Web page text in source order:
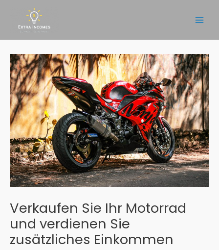
springen
Verkaufen Sie Ihr Motorrad
und verdienen Sie
zusätzliches Einkommen